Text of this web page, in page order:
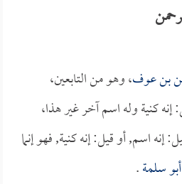
بن عوف، وهو من التابعين،
كنية وله اسم آخر غير هذا،
إنه اسم, أو قيل: إنه كنية, فهو إنما
أبو سلمة.